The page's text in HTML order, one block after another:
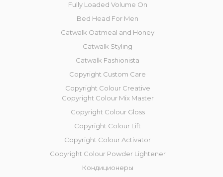
Fully Loaded Volume On
Bed Head For Men
Catwalk Oatmeal and Honey
Catwalk Styling
Catwalk Fashionista
Copyright Custom Care
Copyright Colour Creative
Copyright Colour Mix Master
Copyright Сolour Gloss
Copyright Сolour Lift
Copyright Colour Activator
Copyright Colour Powder Lightener
Кондиционеры